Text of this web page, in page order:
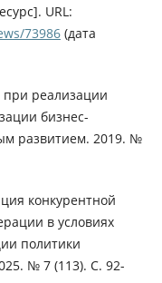
URL:
73986(дата
реализации
бизнес-
развитием. 2019. №
конкурентной
в условиях
политики
№ 7 (113). С. 92-